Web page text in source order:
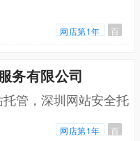
网店第1年 百
务有限公司
管，深圳网站安全托
网店第1年 百